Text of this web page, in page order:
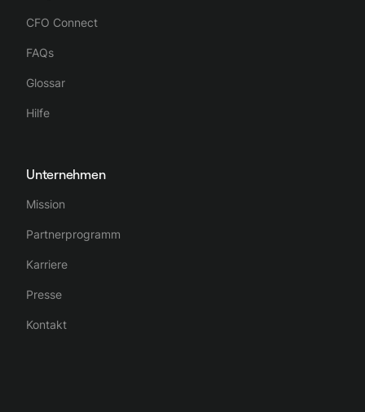
CFO Connect
FAQs
Glossar
Hilfe
Unternehmen
Mission
Partnerprogramm
Karriere
Presse
Kontakt